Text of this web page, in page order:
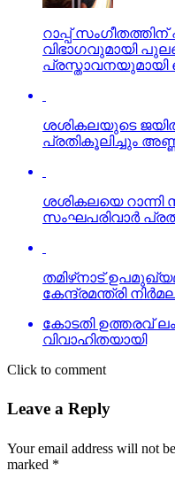
റാപ്പ് സംഗീതത്തിന്
വിഭാഗവുമായി
പ്രസ്താവനയുമായി
ശശികലയുടെ
പ്രതികൂലിച്ചും
ശശികലയെ റാന്നി
സംഘപരിവാര്‍
തമിഴ്‌നാട്
കേന്ദ്രമന്ത്രി
കോടതി ഉത്തരവ്
വിവാഹിതയായി
Click to comment
Leave a Reply
Your email address will not
marked *